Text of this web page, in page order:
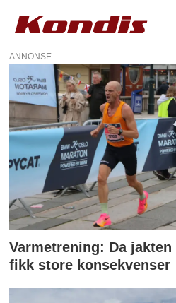
Tag:
santa
pola
halvmaraton
ANNONSE
Varmetrening: Da
fikk store konsekvenser